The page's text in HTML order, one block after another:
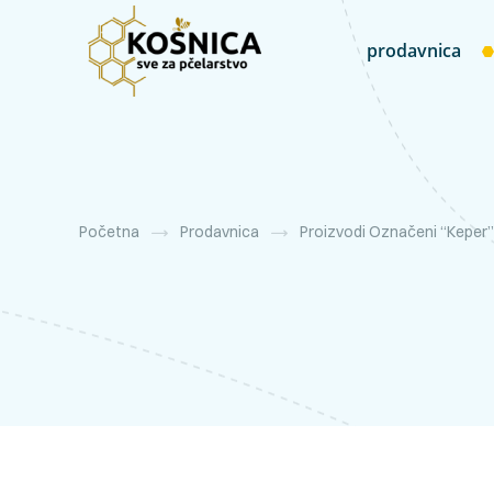
prodavnica
Početna Prodavnica Proizvodi Označeni “keper”